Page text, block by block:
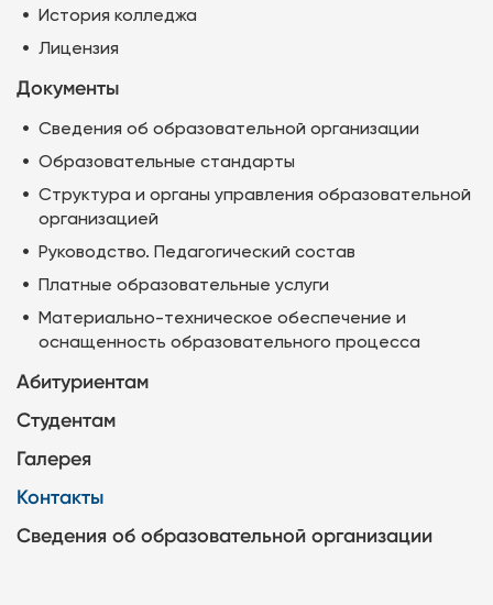
История колледжа
Лицензия
Документы
Сведения об образовательной организации
Образовательные стандарты
Структура и органы управления образовательной
организацией
Руководство. Педагогический состав
Платные образовательные услуги
Материально-техническое обеспечение и
оснащенность образовательного процесса
Абитуриентам
Студентам
Галерея
Контакты
Сведения об образовательной организации